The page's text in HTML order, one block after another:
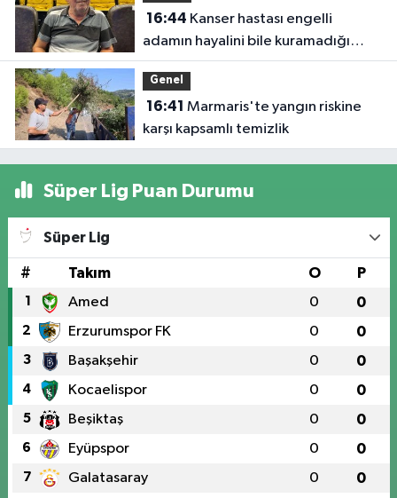
16:44
adamın hayalini bile kuramadığı
evine kavuşunca döktüğü gözyaşı
duygulandırdı
Genel
16:41
karşı kapsamlı temizlik
Süper Lig Puan Durumu
Süper Lig
# Takım O P
1 Amed 0 0
2 Erzurumspor FK 0 0
3 Başakşehir 0 0
4 Kocaelispor 0 0
5 Beşiktaş 0 0
6 Eyüpspor 0 0
7 Galatasaray 0 0